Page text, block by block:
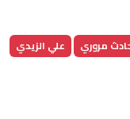
مروري علي الزيدي